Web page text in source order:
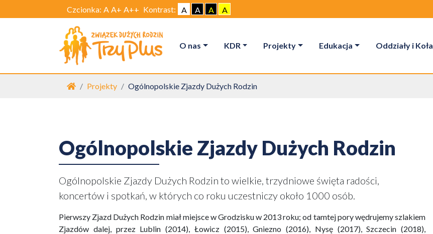
Czcionka: A A+ A++ Kontrast: A A A A
O nas KDR Projekty Edukacja Oddziały i Koła
Strona główna
Projekty Ogólnopolskie Zjazdy Dużych Rodzin
Ogólnopolskie Zjazdy Dużych Rodzin
Ogólnopolskie Zjazdy Dużych Rodzin to wielkie, trzydniowe święta radości,
koncertów i spotkań, w których co roku uczestniczy około 1000 osób.
Pierwszy Zjazd Dużych Rodzin miał miejsce w Grodzisku w 2013 roku; od tamtej pory wędrujemy szlakiem
Zjazdów dalej, przez Lublin (2014), Łowicz (2015), Gniezno (2016), Nysę (2017), Szczecin (2018),